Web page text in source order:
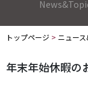
トップページ > ニュー
年末年始休暇の